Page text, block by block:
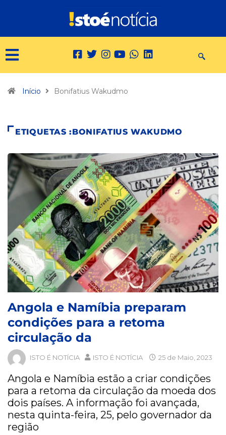
Início Bonifatius Wakudmo
ETIQUETAS :BONIFATIUS WAKUDMO
Angola e Namíbia preparam
condições para a retoma
circulação da
ISTO É NOTÍCIA ISTO É NOTÍCIA 25 de Maio, 2023
Angola e Namíbia estão a criar condições
para a retoma da circulação da moeda dos
dois países. A informação foi avançada,
nesta quinta-feira, 25, pelo governador da
região